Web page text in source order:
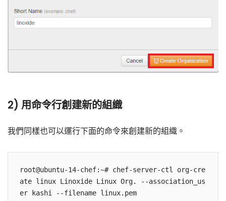
2) 用命令行創建新的組織
我們同樣也可以運行下面的命令來創建新的組織。
root@ubuntu-14-chef:~# chef-server-ctl org-cre
ate linux Linoxide Linux Org. --association_us